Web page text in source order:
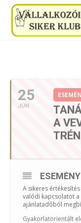
25
JÚN
A
A sikeres
valódi kapcsolatot a
ajánlatadóból
Gyakorlatorientált